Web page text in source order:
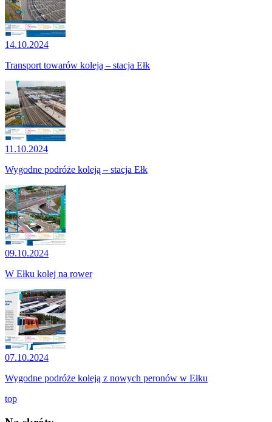
14.10.2024
Transport towarów koleją – stacja Ełk
11.10.2024
Wygodne podróże koleją – stacja Ełk
09.10.2024
W Ełku kolej na rower
07.10.2024
Wygodne podróże koleją z nowych peronów w Ełku
top